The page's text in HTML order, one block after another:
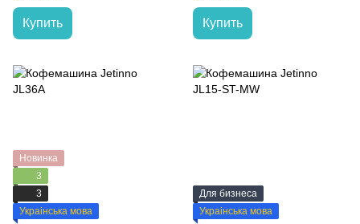
Купить Купить
Новинка
3
3
Украінська мова
Для бизнеса
Украінська мова